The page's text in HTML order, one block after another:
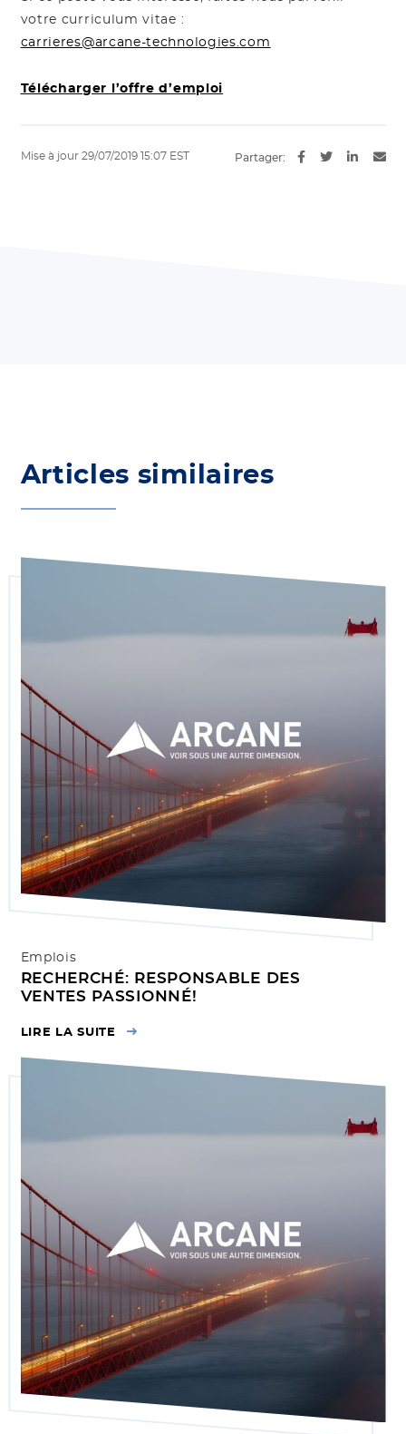
votre curriculum vitae :
carrieres@arcane-technologies.com
Télécharger l’offre d’emploi
Mise à jour 29/07/2019 15:07 EST Partager:
Articles similaires
Emplois
RECHERCHÉ: RESPONSABLE DES
VENTES PASSIONNÉ!
LIRE LA SUITE